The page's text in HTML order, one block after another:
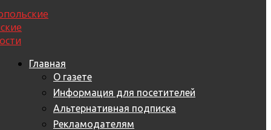
Главная
О газете
Информация для посетителей
Альтернативная подписка
Рекламодателям